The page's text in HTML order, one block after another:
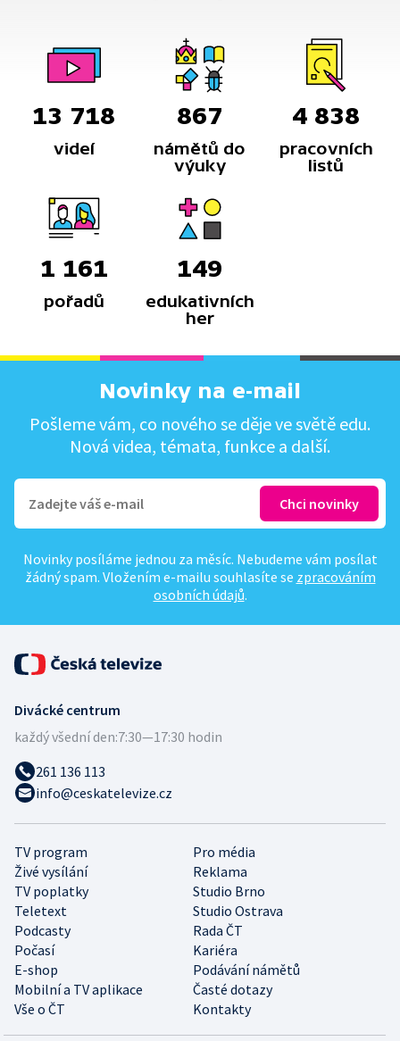
13 718
videí
867
námětů do
výuky
4 838
pracovních
listů
1 161
pořadů
149
edukativních
her
Novinky na e-mail
Pošleme vám, co nového se děje ve světě edu.
Nová videa, témata, funkce a další.
Novinky posíláme jednou za měsíc. Nebudeme vám posílat
žádný spam. Vložením e-mailu souhlasíte se zpracováním
osobních údajů.